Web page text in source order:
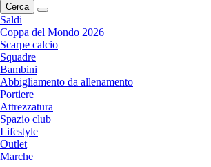
Cerca
Saldi
Coppa del Mondo 2026
Scarpe calcio
Squadre
Bambini
Abbigliamento da allenamento
Portiere
Attrezzatura
Spazio club
Lifestyle
Outlet
Marche